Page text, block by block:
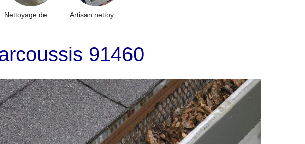
Artisan nettoyage de puits de lumière et Skydome 91
91460